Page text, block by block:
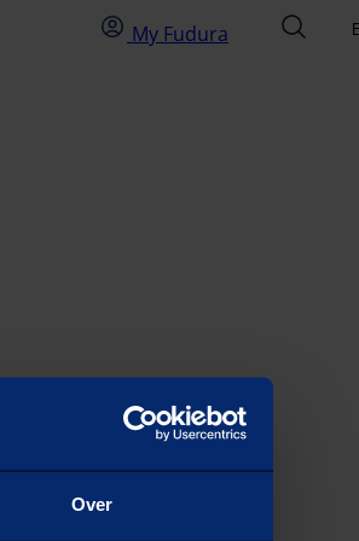
Over
My Fudura
My Fudura search